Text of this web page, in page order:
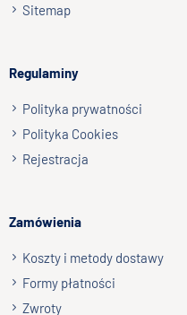
Sitemap
Regulaminy
Polityka prywatności
Polityka Cookies
Rejestracja
Zamówienia
Koszty i metody dostawy
Formy płatności
Zwroty